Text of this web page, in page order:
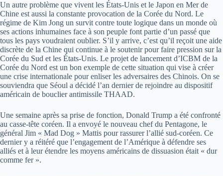
Un autre problème que vivent les États-Unis et le Japon en Mer de
Chine est aussi la constante provocation de la Corée du Nord. Le
régime de Kim Jong un survit contre toute logique dans un monde où
ses actions inhumaines face à son peuple font partie d’un passé que
tous les pays voudraient oublier. S’il y arrive, c’est qu’il reçoit une aide
discrète de la Chine qui continue à le soutenir pour faire pression sur la
Corée du Sud et les États-Unis. Le projet de lancement d’ICBM de la
Corée du Nord est un bon exemple de cette situation qui vise à créer
une crise internationale pour enliser les adversaires des Chinois. On se
souviendra que Séoul a décidé l’an dernier de rejoindre au dispositif
américain de bouclier antimissile THAAD.
Une semaine après sa prise de fonction, Donald Trump a été confronté
au casse-tête coréen. Il a envoyé le nouveau chef du Pentagone, le
général Jim « Mad Dog » Mattis pour rassurer l’allié sud-coréen. Ce
dernier y a réitéré que l’engagement de l’Amérique à défendre ses
alliés et à leur étendre les moyens américains de dissuasion était « dur
comme fer ».